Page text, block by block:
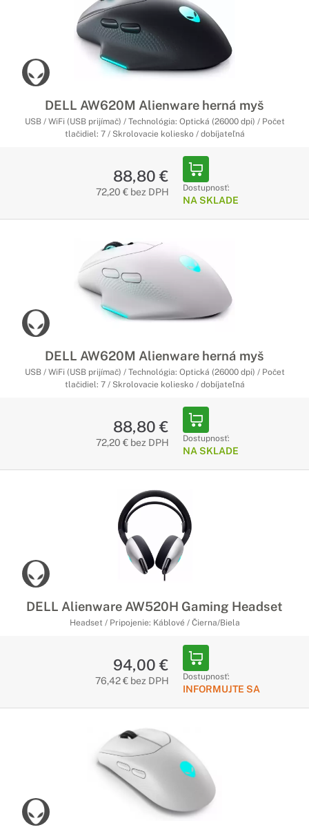
DELL AW620M Alienware herná myš
USB / WiFi (USB prijímač) / Technológia: Optická (26000 dpi) / Počet
tlačidiel: 7 / Skrolovacie koliesko / dobíjateľná
88,80 €
72,20 € bez DPH Dostupnosť:
NA SKLADE
DELL AW620M Alienware herná myš
USB / WiFi (USB prijímač) / Technológia: Optická (26000 dpi) / Počet
tlačidiel: 7 / Skrolovacie koliesko / dobíjateľná
88,80 €
72,20 € bez DPH Dostupnosť:
NA SKLADE
DELL Alienware AW520H Gaming Headset
Headset / Pripojenie: Káblové / Čierna/Biela
94,00 €
76,42 € bez DPH Dostupnosť:
INFORMUJTE SA